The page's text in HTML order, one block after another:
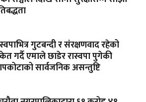
गुटबन्दी र संरक्षणवाद रहेको
गर्दै एमाले छाडेर रास्वपा पुगेकी
सार्वजनिक असन्तुष्टि